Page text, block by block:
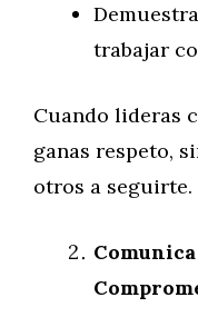
trabajar
Cuando lideras
ganas respeto,
otros a seguirte.